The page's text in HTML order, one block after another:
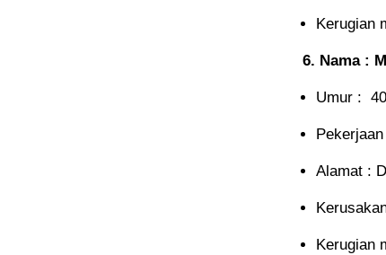
Kerugian
6. Nama :
Umur :
Pekerjaan
Alamat :
Kerugian